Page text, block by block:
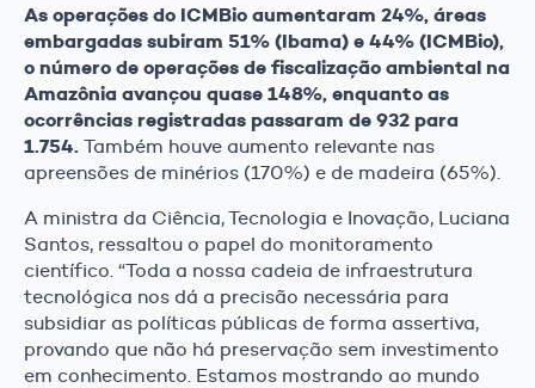
As operações do ICMBio aumentaram 24%, áreas
embargadas subiram 51% (Ibama) e 44% (ICMBio),
o número de operações de fiscalização ambiental na
Amazônia avançou quase 148%, enquanto as
ocorrências registradas passaram de 932 para
1.754. Também houve aumento relevante nas
apreensões de minérios (170%) e de madeira (65%).
A ministra da Ciência, Tecnologia e Inovação, Luciana
Santos, ressaltou o papel do monitoramento
científico. “Toda a nossa cadeia de infraestrutura
tecnológica nos dá a precisão necessária para
subsidiar as políticas públicas de forma assertiva,
provando que não há preservação sem investimento
em conhecimento. Estamos mostrando ao mundo